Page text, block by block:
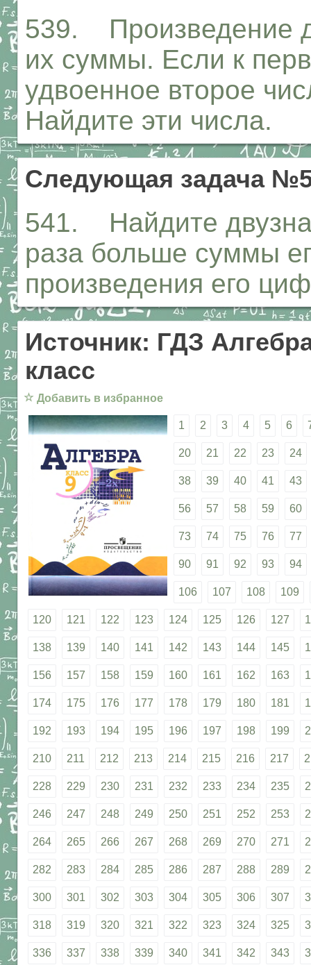
539. Произведение
их суммы. Если к
удвоенное второе
Найдите эти числа.
Следующая задача
541. Найдите
раза больше суммы
произведения его
Источник: ГДЗ
класс
☆ Добавить в избранное
1 2 3 4 5 6
20 21 22 23 24
38 39 40 41 43
56 57 58 59 60
73 74 75 76 77
90 91 92 93 94
106 107 108 109
120 121 122 123 124 125 126 127
138 139 140 141 142 143 144 145
156 157 158 159 160 161 162 163
174 175 176 177 178 179 180 181
192 193 194 195 196 197 198 199
210 211 212 213 214 215 216 217
228 229 230 231 232 233 234 235
246 247 248 249 250 251 252 253
264 265 266 267 268 269 270 271
282 283 284 285 286 287 288 289
300 301 302 303 304 305 306 307
318 319 320 321 322 323 324 325
336 337 338 339 340 341 342 343